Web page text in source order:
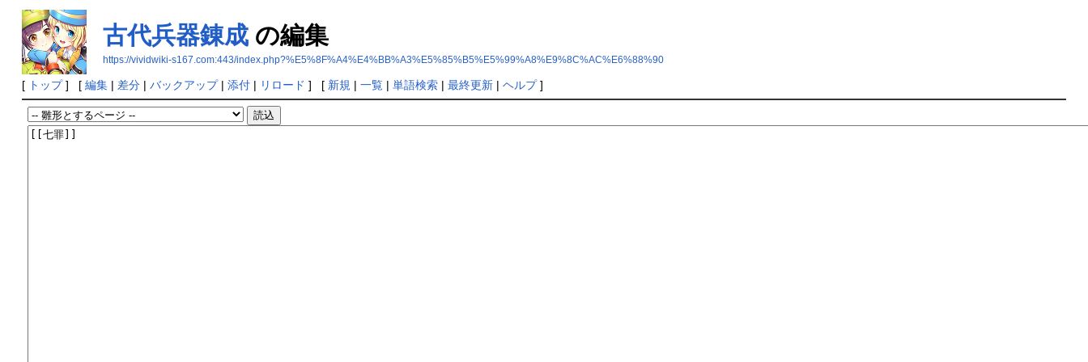
古代兵器錬成の編集
https://vividwiki-s167.com:443/index.php?%E5%8F%A4%E4%BB%A3%E5%85%B5%E5%99%A8%E9%8C%AC%E6%88%90
[ トップ] [ 編集| 差分| バックアップ| 添付| リロード ] [ 新規 | 一覧| 単語検索| 最終更新| ヘルプ]